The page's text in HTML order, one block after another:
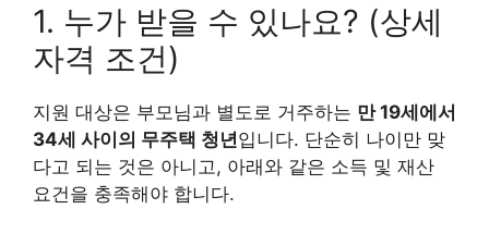
1. 누가 받을 수 있나요? (상세
자격 조건)
지원 대상은 부모님과 별도로 거주하는 만 19세에서
34세 사이의 무주택 청년입니다. 단순히 나이만 맞
다고 되는 것은 아니고, 아래와 같은 소득 및 재산
요건을 충족해야 합니다.